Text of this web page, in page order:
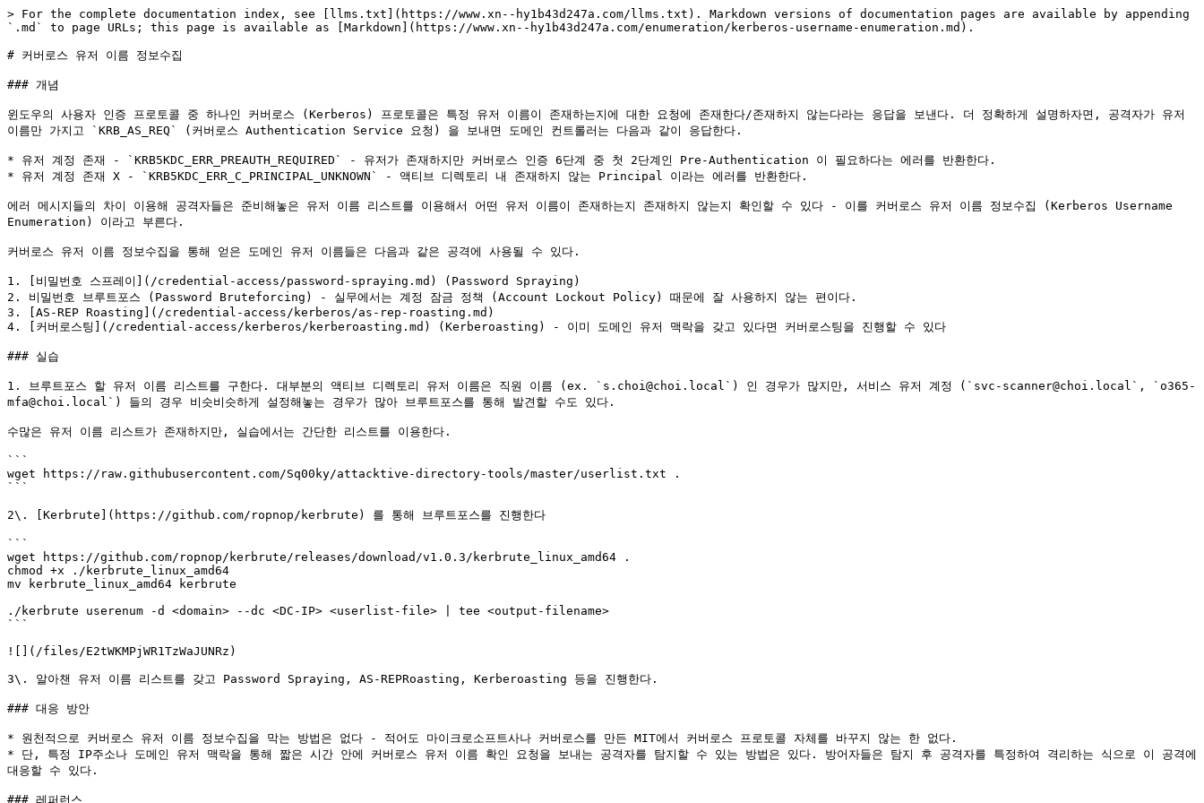
> For the complete documentation index, see [llms.txt](https://www.xn--hy1b43d247a.com/llms.txt). Markdown versions of documentation pages are available by appending
`.md` to page URLs; this page is available as [Markdown](https://www.xn--hy1b43d247a.com/enumeration/kerberos-username-enumeration.md).
# 커버로스 유저 이름 정보수집
### 개념
윈도우의 사용자 인증 프로토콜 중 하나인 커버로스 (Kerberos) 프로토콜은 특정 유저 이름이 존재하는지에 대한 요청에 존재한다/존재하지 않는다라는 응답을 보낸다. 더 정확하게 설명하자면, 공격자가 유저
이름만 가지고 `KRB_AS_REQ` (커버로스 Authentication Service 요청) 을 보내면 도메인 컨트롤러는 다음과 같이 응답한다.
* 유저 계정 존재 - `KRB5KDC_ERR_PREAUTH_REQUIRED` - 유저가 존재하지만 커버로스 인증 6단계 중 첫 2단계인 Pre-Authentication 이 필요하다는 에러를 반환한다.
* 유저 계정 존재 X - `KRB5KDC_ERR_C_PRINCIPAL_UNKNOWN` - 액티브 디렉토리 내 존재하지 않는 Principal 이라는 에러를 반환한다.
에러 메시지들의 차이 이용해 공격자들은 준비해놓은 유저 이름 리스트를 이용해서 어떤 유저 이름이 존재하는지 존재하지 않는지 확인할 수 있다 - 이를 커버로스 유저 이름 정보수집 (Kerberos Username
Enumeration) 이라고 부른다.
커버로스 유저 이름 정보수집을 통해 얻은 도메인 유저 이름들은 다음과 같은 공격에 사용될 수 있다.
1. [비밀번호 스프레이](/credential-access/password-spraying.md) (Password Spraying)
2. 비밀번호 브루트포스 (Password Bruteforcing) - 실무에서는 계정 잠금 정책 (Account Lockout Policy) 때문에 잘 사용하지 않는 편이다.
3. [AS-REP Roasting](/credential-access/kerberos/as-rep-roasting.md)
4. [커버로스팅](/credential-access/kerberos/kerberoasting.md) (Kerberoasting) - 이미 도메인 유저 맥락을 갖고 있다면 커버로스팅을 진행할 수 있다
### 실습
1. 브루트포스 할 유저 이름 리스트를 구한다. 대부분의 액티브 디렉토리 유저 이름은 직원 이름 (ex. `s.choi@choi.local`) 인 경우가 많지만, 서비스 유저 계정 (`svc-scanner@choi.local`, `o365-
mfa@choi.local`) 들의 경우 비슷비슷하게 설정해놓는 경우가 많아 브루트포스를 통해 발견할 수도 있다.
수많은 유저 이름 리스트가 존재하지만, 실습에서는 간단한 리스트를 이용한다.
```
wget https://raw.githubusercontent.com/Sq00ky/attacktive-directory-tools/master/userlist.txt .
```
2\. [Kerbrute](https://github.com/ropnop/kerbrute) 를 통해 브루트포스를 진행한다
```
wget https://github.com/ropnop/kerbrute/releases/download/v1.0.3/kerbrute_linux_amd64 .
chmod +x ./kerbrute_linux_amd64
mv kerbrute_linux_amd64 kerbrute
./kerbrute userenum -d <domain> --dc <DC-IP> <userlist-file> | tee <output-filename>
```
![](/files/E2tWKMPjWR1TzWaJUNRz)
3\. 알아챈 유저 이름 리스트를 갖고 Password Spraying, AS-REPRoasting, Kerberoasting 등을 진행한다.
### 대응 방안
* 원천적으로 커버로스 유저 이름 정보수집을 막는 방법은 없다 - 적어도 마이크로소프트사나 커버로스를 만든 MIT에서 커버로스 프로토콜 자체를 바꾸지 않는 한 없다.
* 단, 특정 IP주소나 도메인 유저 맥락을 통해 짧은 시간 안에 커버로스 유저 이름 확인 요청을 보내는 공격자를 탐지할 수 있는 방법은 있다. 방어자들은 탐지 후 공격자를 특정하여 격리하는 식으로 이 공격에
대응할 수 있다.
### 레퍼런스